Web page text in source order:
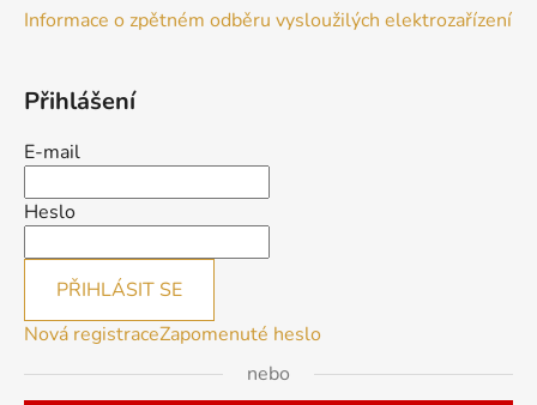
Informace o zpětném odběru vysloužilých elektrozařízení
Přihlášení
E-mail
Heslo
PŘIHLÁSIT SE
Nová registraceZapomenuté heslo
nebo